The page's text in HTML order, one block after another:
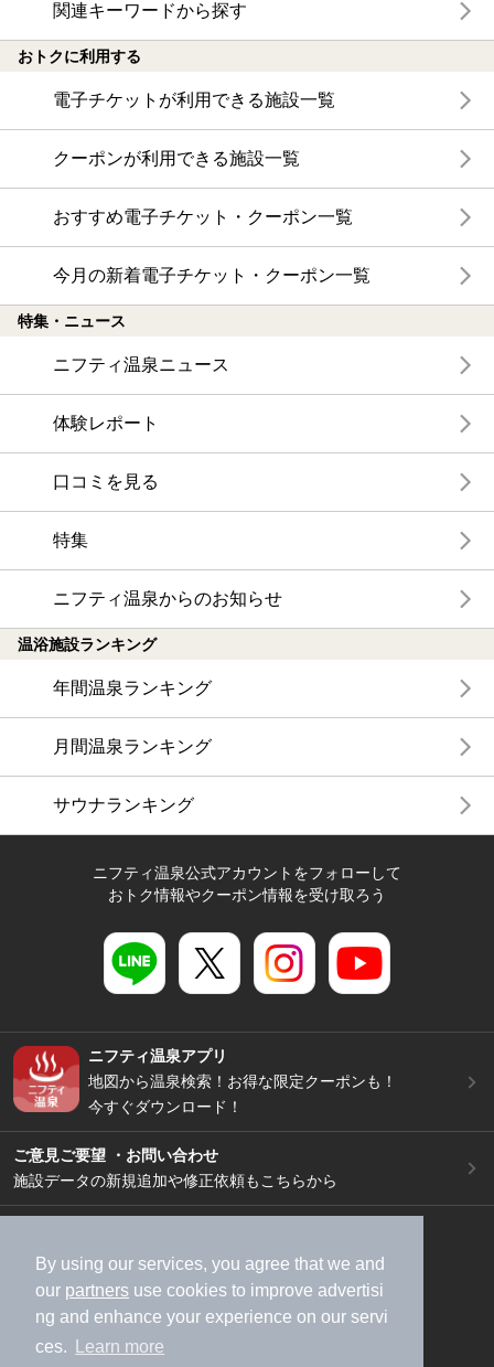
By using our services, you agree that we and
our partners use cookies to improve advertisi
ng and enhance your experience on our servi
ces.
Learn more
関連キーワードから探す
おトクに利用する
電子チケットが利用できる施設一覧
クーポンが利用できる施設一覧
おすすめ電子チケット・クーポン一覧
今月の新着電子チケット・クーポン一覧
特集・ニュース
ニフティ温泉ニュース
体験レポート
口コミを見る
特集
ニフティ温泉からのお知らせ
温浴施設ランキング
年間温泉ランキング
月間温泉ランキング
サウナランキング
ニフティ温泉公式アカウントをフォローして
おトク情報やクーポン情報を受け取ろう
ニフティ温泉アプリ
地図から温泉検索！お得な限定クーポンも！
今すぐダウンロード！
ご意見ご要望 ・お問い合わせ
施設データの新規追加や修正依頼もこちらから
加盟店募集（資料請求）
広告出稿のご案内
利用規約
ライフスタイルMEMBERS+規約
特定商取引法に基づく表記
ヘルプ
採用情報
運営会社